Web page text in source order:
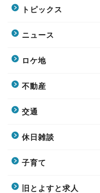
トピックス
ニュース
ロケ地
不動産
交通
休日雑談
子育て
旧とよすと求人